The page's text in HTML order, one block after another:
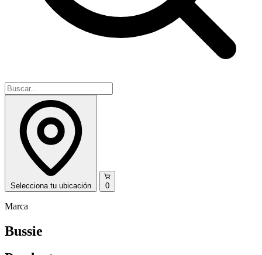
Selecciona tu ubicación 0
Marca
Bussie